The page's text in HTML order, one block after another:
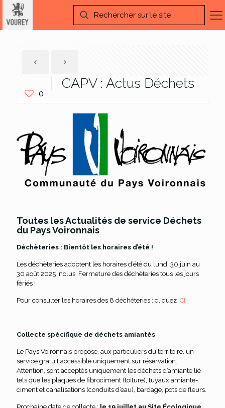
0
CAPV : Actus Déchets
Toutes les Actualités de service Déchets
du Pays Voironnais
Déchèteries : Bientôt les horaires d’été !
Les déchèteries adoptent les horaires d’été du lundi 30 juin au
30 août 2025 inclus. Fermeture des déchèteries tous les jours
fériés !
Pour consulter les horaires des 8 déchèteries : cliquez ICI
Collecte spécifique de déchets amiantés
Le Pays Voironnais propose, aux particuliers du territoire, un
service gratuit accessible uniquement sur réservation.
Attention, sont acceptés uniquement les déchets d’amiante lié
tels que les plaques de fibrociment (toiture), tuyaux amiante-
ciment et canalisations (conduits d’eau), bardage, pots de fleurs.